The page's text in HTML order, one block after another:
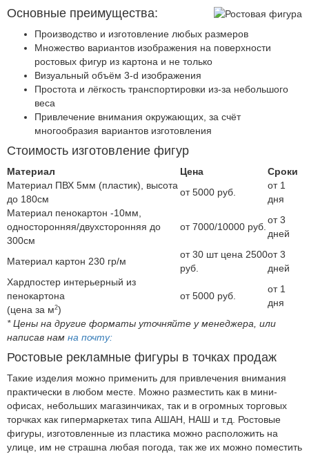
Основные преимущества:
Производство и изготовление любых размеров
Множество вариантов изображения на поверхности
ростовых фигур из картона и не только
Визуальный объём 3-d изображения
Простота и лёгкость транспортировки из-за небольшого
веса
Привлечение внимания окружающих, за счёт
многообразия вариантов изготовления
Стоимость изготовление фигур
Материал Цена
Сроки
Материал ПВХ 5мм (пластик), высота
до 180см
от 5000 руб.
от 1
дня
Материал пенокартон -10мм,
односторонняя/двухсторонняя до
300см
от 7000/10000 руб.
от 3
дней
Материал картон 230 гр/м
от 30 шт цена 2500
руб.
от 3
дней
Хардпостер интерьерный из
пенокартона
(цена за м2)
от 5000 руб.
от 1
дня
* Цены на другие форматы уточняйте у менеджера, или
написав нам на почту:
Ростовые рекламные фигуры в точках продаж
Такие изделия можно применить для привлечения внимания
практически в любом месте. Можно разместить как в мини-
офисах, небольших магазинчиках, так и в огромных торговых
торчках как гипермаркетах типа АШАН, НАШ и т.д. Ростовые
фигуры, изготовленные из пластика можно расположить на
улице, им не страшна любая погода, так же их можно поместить